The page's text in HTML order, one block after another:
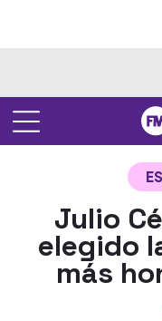
Julio
elegido
más